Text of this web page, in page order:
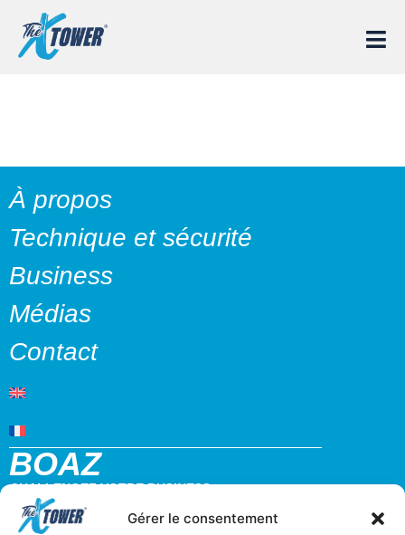
Gérer le consentement
À propos
Technique et sécurité
Business
Médias
Contact
BOAZ
CHALLENGEZ VOTRE BUSINESS
32 rue d’hem 59780 WILLEMS
+33 3 20 64 07 82